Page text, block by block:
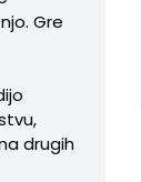
Gre
drugih